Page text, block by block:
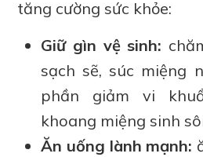
tăng cường sức khỏe:
Giữ gìn vệ sinh:
sạch sẽ, súc miệng
phần giảm vi
khoang miệng sinh
Ăn uống lành mạnh: